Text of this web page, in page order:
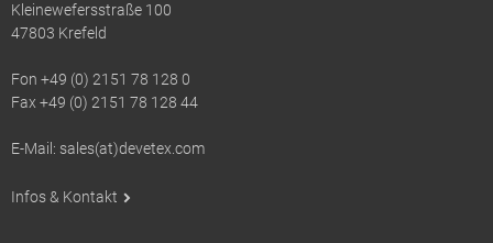
Kleinewefersstraße 100
47803 Krefeld
Fon +49 (0) 2151 78 128 0
Fax +49 (0) 2151 78 128 44
E-Mail: sales(at)devetex.com
Infos & Kontakt